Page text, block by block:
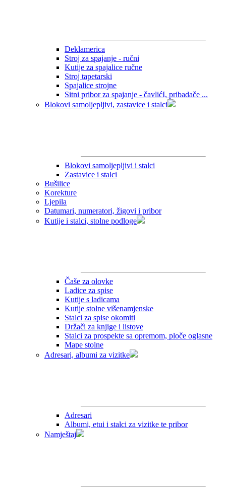
Deklamerica
Stroj za spajanje - ručni
Kutije za spajalice ručne
Stroj tapetarski
Spajalice strojne
Sitni pribor za spajanje - čavlićI, pribadače ...
Blokovi samoljepljivi, zastavice i stalci
Blokovi samoljepljivi i stalci
Zastavice i stalci
Bušilice
Korekture
Ljepila
Datumari, numeratori, žigovi i pribor
Kutije i stalci, stolne podloge
Čaše za olovke
Ladice za spise
Kutije s ladicama
Kutije stolne višenamjenske
Stalci za spise okomiti
Držači za knjige i listove
Stalci za prospekte sa opremom, ploče oglasne
Mape stolne
Adresari, albumi za vizitke
Adresari
Albumi, etui i stalci za vizitke te pribor
Namještaj